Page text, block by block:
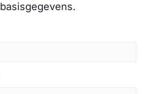
basisgegevens.